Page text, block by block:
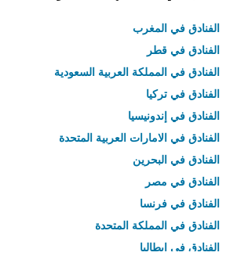
الفنادق في المغرب
الفنادق في قطر
الفنادق في المملكة العربية السعودية
الفنادق في تركيا
الفنادق في إندونيسيا
الفنادق في الامارات العربية المتحدة
الفنادق في البحرين
الفنادق في مصر
الفنادق في فرنسا
الفنادق في المملكة المتحدة
الفنادق في إيطاليا